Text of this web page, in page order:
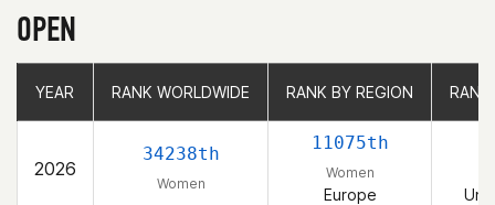
OPEN
YEAR RANK WORLDWIDE RANK BY REGION
2026
34238th
Women
11075th
Women
Europe
YEAR RANK WORLDWIDE RANK BY REGION